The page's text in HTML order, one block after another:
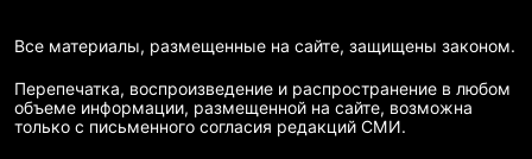
Все материалы, размещенные на сайте, защищены законом.
Перепечатка, воспроизведение и распространение в любом
объеме информации, размещенной на сайте, возможна
только с письменного согласия редакций СМИ.